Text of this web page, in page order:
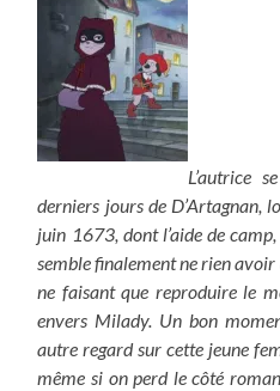
L’autrice
derniers jours de D’Artagnan,
juin 1673, dont l’aide de
semble finalement ne rien avoir
ne faisant que reproduire le
envers Milady. Un bon
autre regard sur cette jeune
même si on perd le côté